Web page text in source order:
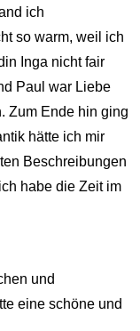
ich
so warm, weil ich
Inga nicht fair
Paul war Liebe
Zum Ende hin ging
hätte ich mir
Beschreibungen
habe die Zeit im
und
eine schöne und